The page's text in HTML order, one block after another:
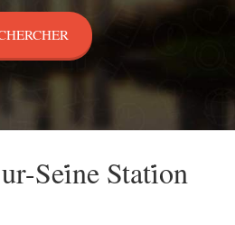
Sei̇̇ne Stati̇̇on